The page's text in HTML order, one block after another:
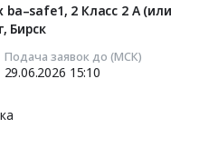
2 Класс 2 А (или
Бирск
Подача заявок до (МСК)
29.06.2026 15:10